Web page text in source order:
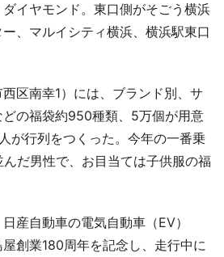
イヤモンド。東口側がそごう横浜
、マルイシティ横浜、横浜駅東口
区南幸1）には、ブランド別、サ
の福袋約950種類、5万個が用意
が行列をつくった。今年の一番乗
んだ男性で、お目当ては子供服の福
産自動車の電気自動車（EV）
屋創業180周年を記念し、走行中に